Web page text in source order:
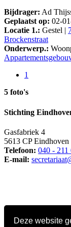
Deze website
Bijdrager: Ad
Geplaatst op: 02-
Locatie 1.: Gestel |
Brockenstraat
Onderwerp.:
1
5 foto's
Stichting
Gasfabriek 4
5613 CP Eindhoven
Telefoon: 040 - 211
E-mail: